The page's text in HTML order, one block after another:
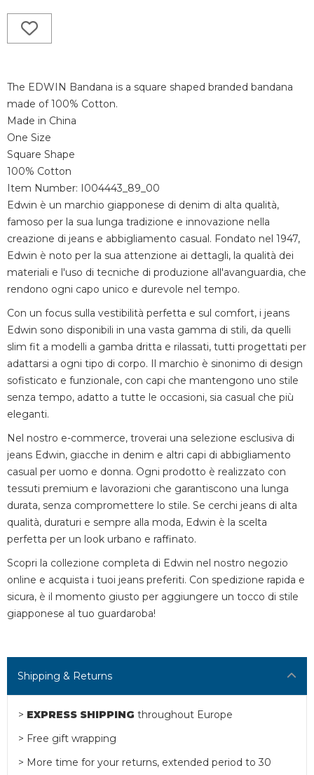
The EDWIN Bandana is a square shaped branded bandana
made of 100% Cotton.
Made in China
One Size
Square Shape
100% Cotton
Item Number: I004443_89_00
Edwin è un marchio giapponese di denim di alta qualità,
famoso per la sua lunga tradizione e innovazione nella
creazione di jeans e abbigliamento casual. Fondato nel 1947,
Edwin è noto per la sua attenzione ai dettagli, la qualità dei
materiali e l'uso di tecniche di produzione all'avanguardia, che
rendono ogni capo unico e durevole nel tempo.
Con un focus sulla vestibilità perfetta e sul comfort, i jeans
Edwin sono disponibili in una vasta gamma di stili, da quelli
slim fit a modelli a gamba dritta e rilassati, tutti progettati per
adattarsi a ogni tipo di corpo. Il marchio è sinonimo di design
sofisticato e funzionale, con capi che mantengono uno stile
senza tempo, adatto a tutte le occasioni, sia casual che più
eleganti.
Nel nostro e-commerce, troverai una selezione esclusiva di
jeans Edwin, giacche in denim e altri capi di abbigliamento
casual per uomo e donna. Ogni prodotto è realizzato con
tessuti premium e lavorazioni che garantiscono una lunga
durata, senza compromettere lo stile. Se cerchi jeans di alta
qualità, duraturi e sempre alla moda, Edwin è la scelta
perfetta per un look urbano e raffinato.
Scopri la collezione completa di Edwin nel nostro negozio
online e acquista i tuoi jeans preferiti. Con spedizione rapida e
sicura, è il momento giusto per aggiungere un tocco di stile
giapponese al tuo guardaroba!
Shipping & Returns
> EXPRESS SHIPPING throughout Europe
> Free gift wrapping
> More time for your returns, extended period to 30